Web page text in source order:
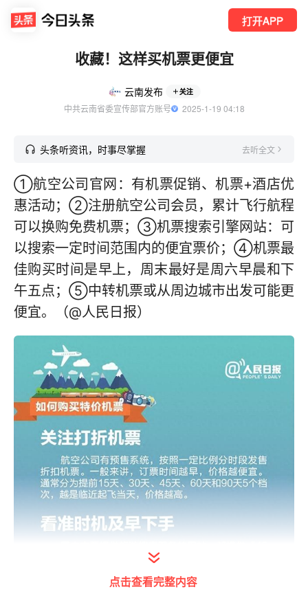
打开APP
收藏！这样买机票更便宜
云南发布 关注
中共云南省委宣传部官方账号
  2025-1-19 04:18
头条听资讯，时事尽掌握 去听全文
①航空公司官网：有机票促销、机票+酒店优
惠活动；②注册航空公司会员，累计飞行航程
可以换购免费机票；③机票搜索引擎网站：可
以搜索一定时间范围内的便宜票价；④机票最
佳购买时间是早上，周末最好是周六早晨和下
午五点；⑤中转机票或从周边城市出发可能更
便宜。（@人民日报）
点击查看完整内容